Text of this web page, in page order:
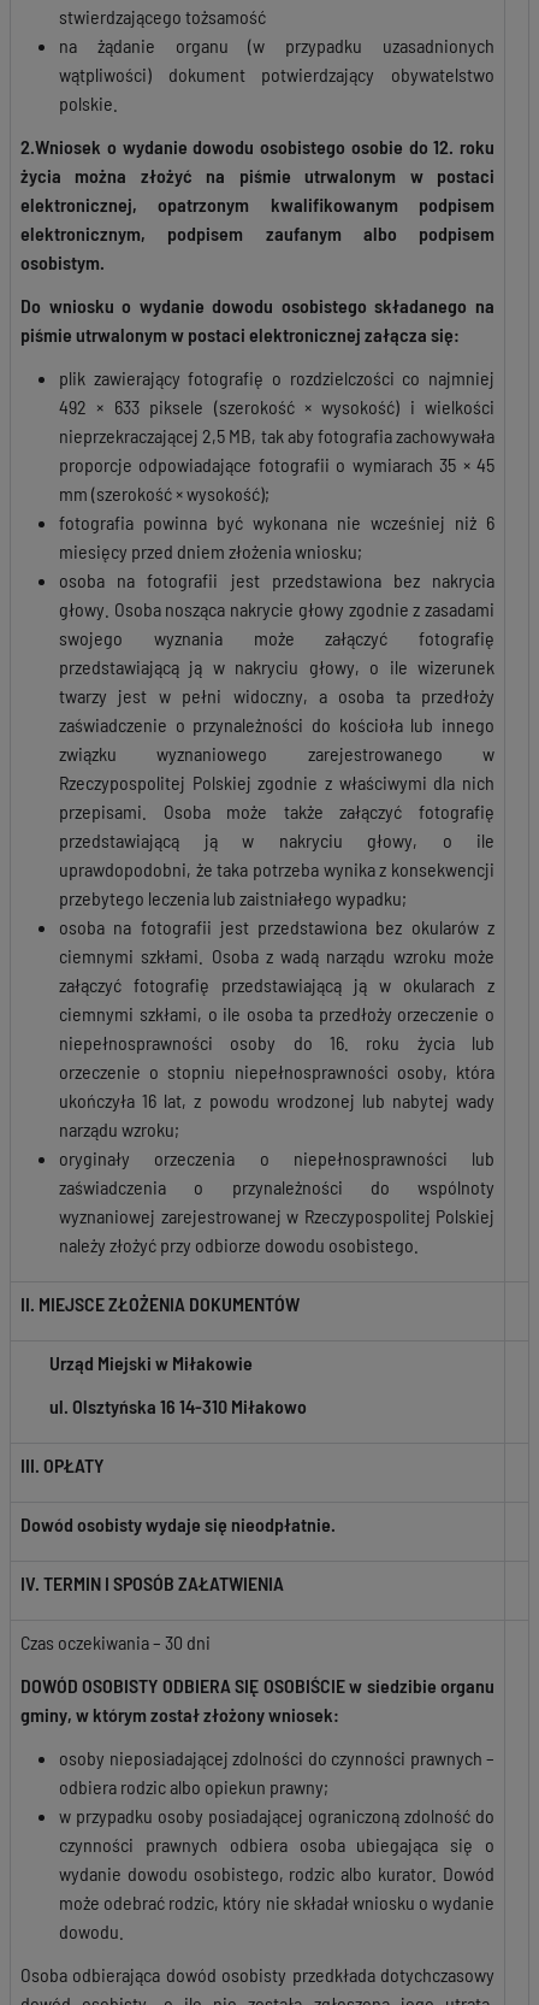
stwierdzającego tożsamość
na żądanie organu (w przypadku uzasadnionych
wątpliwości) dokument potwierdzający obywatelstwo
polskie.
2.Wniosek o wydanie dowodu osobistego osobie do 12. roku
życia można złożyć na piśmie utrwalonym w postaci
elektronicznej, opatrzonym kwalifikowanym podpisem
elektronicznym, podpisem zaufanym albo podpisem
osobistym.
Do wniosku o wydanie dowodu osobistego składanego na
piśmie utrwalonym w postaci elektronicznej załącza się:
plik zawierający fotografię o rozdzielczości co najmniej
492 × 633 piksele (szerokość × wysokość) i wielkości
nieprzekraczającej 2,5 MB, tak aby fotografia zachowywała
proporcje odpowiadające fotografii o wymiarach 35 × 45
mm (szerokość × wysokość);
fotografia powinna być wykonana nie wcześniej niż 6
miesięcy przed dniem złożenia wniosku;
osoba na fotografii jest przedstawiona bez nakrycia
głowy. Osoba nosząca nakrycie głowy zgodnie z zasadami
swojego wyznania może załączyć fotografię
przedstawiającą ją w nakryciu głowy, o ile wizerunek
twarzy jest w pełni widoczny, a osoba ta przedłoży
zaświadczenie o przynależności do kościoła lub innego
związku wyznaniowego zarejestrowanego w
Rzeczypospolitej Polskiej zgodnie z właściwymi dla nich
przepisami. Osoba może także załączyć fotografię
przedstawiającą ją w nakryciu głowy, o ile
uprawdopodobni, że taka potrzeba wynika z konsekwencji
przebytego leczenia lub zaistniałego wypadku;
osoba na fotografii jest przedstawiona bez okularów z
ciemnymi szkłami. Osoba z wadą narządu wzroku może
załączyć fotografię przedstawiającą ją w okularach z
ciemnymi szkłami, o ile osoba ta przedłoży orzeczenie o
niepełnosprawności osoby do 16. roku życia lub
orzeczenie o stopniu niepełnosprawności osoby, która
ukończyła 16 lat, z powodu wrodzonej lub nabytej wady
narządu wzroku;
oryginały orzeczenia o niepełnosprawności lub
zaświadczenia o przynależności do wspólnoty
wyznaniowej zarejestrowanej w Rzeczypospolitej Polskiej
należy złożyć przy odbiorze dowodu osobistego.
II. MIEJSCE ZŁOŻENIA DOKUMENTÓW
Urząd Miejski w Miłakowie
ul. Olsztyńska 16 14-310 Miłakowo
III. OPŁATY
Dowód osobisty wydaje się nieodpłatnie.
IV. TERMIN I SPOSÓB ZAŁATWIENIA
Czas oczekiwania – 30 dni
DOWÓD OSOBISTY ODBIERA SIĘ OSOBIŚCIE w siedzibie organu
gminy, w którym został złożony wniosek:
osoby nieposiadającej zdolności do czynności prawnych –
odbiera rodzic albo opiekun prawny;
w przypadku osoby posiadającej ograniczoną zdolność do
czynności prawnych odbiera osoba ubiegająca się o
wydanie dowodu osobistego, rodzic albo kurator. Dowód
może odebrać rodzic, który nie składał wniosku o wydanie
dowodu.
Osoba odbierająca dowód osobisty przedkłada dotychczasowy